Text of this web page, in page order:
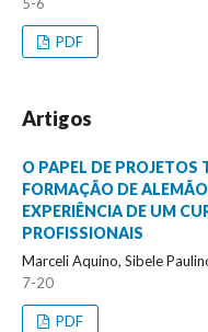
5-6
PDF
Artigos
O PAPEL DE PROJETOS
FORMAÇÃO DE
EXPERIÊNCIA DE UM
PROFISSIONAIS
Marceli Aquino, Sibele
7-20
PDF